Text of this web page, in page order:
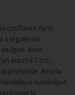
confiance dans
à réguler les
ligne. Avec
marché CtoC,
Ainsi la
numérique
la